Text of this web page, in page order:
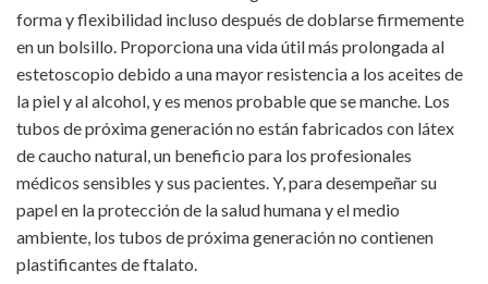
forma y flexibilidad incluso después de doblarse firmemente
en un bolsillo. Proporciona una vida útil más prolongada al
estetoscopio debido a una mayor resistencia a los aceites de
la piel y al alcohol, y es menos probable que se manche. Los
tubos de próxima generación no están fabricados con látex
de caucho natural, un beneficio para los profesionales
médicos sensibles y sus pacientes. Y, para desempeñar su
papel en la protección de la salud humana y el medio
ambiente, los tubos de próxima generación no contienen
plastificantes de ftalato.